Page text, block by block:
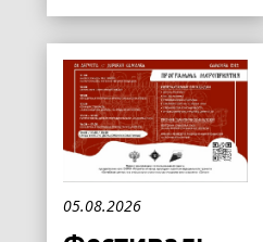
05.08.2026